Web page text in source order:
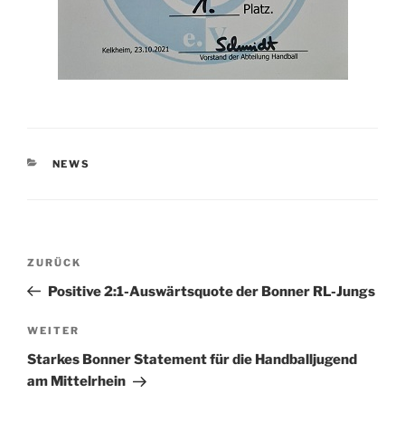
KATEGORIEN
NEWS
Beitragsnavigation
Vorheriger
Beitrag
ZURÜCK
Positive 2:1-Auswärtsquote der Bonner RL-Jungs
Nächster
Beitrag
WEITER
Starkes Bonner Statement für die Handballjugend
am Mittelrhein